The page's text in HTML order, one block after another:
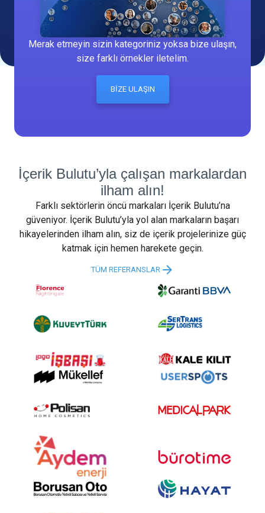
Merak etmeyin sizin kategoriniz yoksa bize ulaşın,
size farklı örnekler iletelim.
BİZE ULAŞIN
İçerik Bulutu’yla çalışan markalardan
ilham alın!
Farklı sektörlerin öncü markaları İçerik Bulutu’na
güveniyor. İçerik Bulutu’yla yol alan markaların başarı
hikayelerinden ilham alın, siz de içerik projelerinize güç
katmak için hemen harekete geçin.
TÜM REFERANSLAR